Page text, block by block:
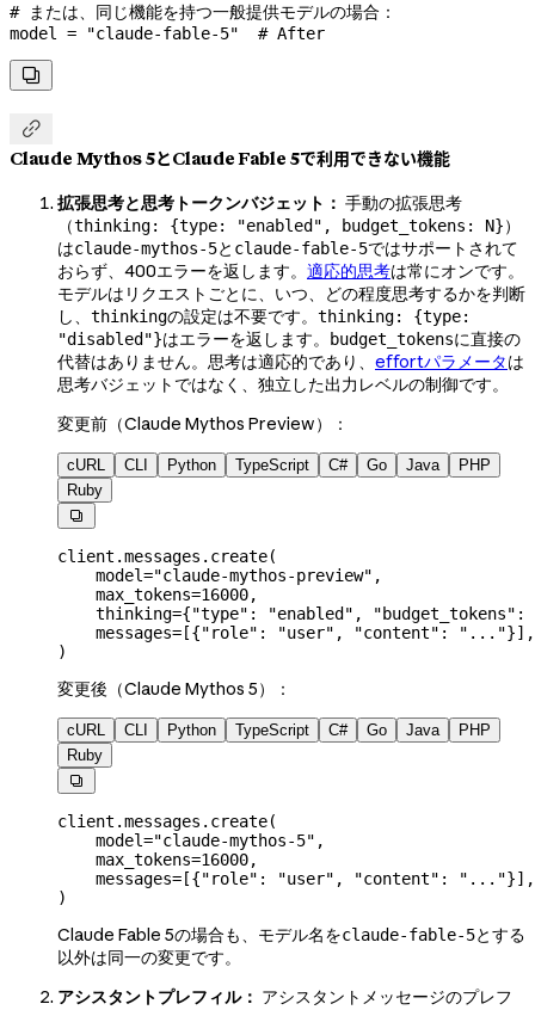
# または、同じ機能を持つ一般提供モデルの場合：
model = "claude-fable-5"
  # After


Claude Mythos 5とClaude Fable 5で利用できない機能
拡張思考と思考トークンバジェット： 手動の拡張思考
（thinking: {type: "enabled", budget_tokens: N}）
はclaude-mythos-5と claude-fable-5ではサポートされて
おらず、400エラーを返します。 適応的思考は常にオンです。
モデルはリクエストごとに、いつ、どの程度思考するかを判断
し、 thinkingの設定は不要です。 thinking: {type:
"disabled"}はエラーを返します。 budget_tokensに直接の
代替はありません。思考は適応的であり、 effortパラメータは
思考バジェットではなく、独立した出力レベルの制御です。
変更前（Claude Mythos Preview）：
cURL CLI Python TypeScript C# Go Java
PHP
Ruby

client.messages.create(
    model
="claude-mythos-preview" ,
    max_tokens
=16000,
    thinking
={"type" : "enabled" , "budget_tokens" :
    messages
= [{"role" : "user" , "content" : "..."}],
)
変更後（Claude Mythos 5）：
cURL CLI Python TypeScript C# Go Java
PHP
Ruby

client.messages.create(
    model
="claude-mythos-5" ,
    max_tokens
=16000,
    messages
= [{"role" : "user" , "content" : "..."}],
)
Claude Fable 5の場合も、モデル名をclaude-fable-5とする
以外は同一の変更です。
アシスタントプレフィル： アシスタントメッセージのプレフ